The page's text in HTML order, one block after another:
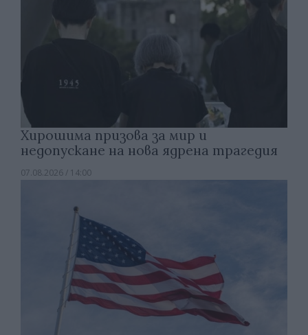
Хирошима призова за мир и
недопускане на нова ядрена трагедия
07.08.2026 / 14:00